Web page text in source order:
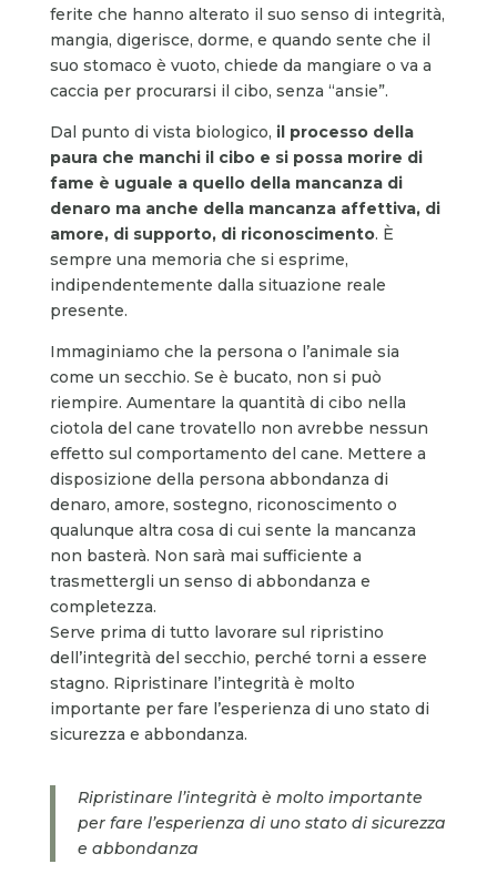
ferite che hanno alterato il suo senso di integrità,
mangia, digerisce, dorme, e quando sente che il
suo stomaco è vuoto, chiede da mangiare o va a
caccia per procurarsi il cibo, senza “ansie”.
Dal punto di vista biologico, il processo della
paura che manchi il cibo e si possa morire di
fame è uguale a quello della mancanza di
denaro ma anche della mancanza affettiva, di
amore, di supporto, di riconoscimento. È
sempre una memoria che si esprime,
indipendentemente dalla situazione reale
presente.
Immaginiamo che la persona o l’animale sia
come un secchio. Se è bucato, non si può
riempire. Aumentare la quantità di cibo nella
ciotola del cane trovatello non avrebbe nessun
effetto sul comportamento del cane. Mettere a
disposizione della persona abbondanza di
denaro, amore, sostegno, riconoscimento o
qualunque altra cosa di cui sente la mancanza
non basterà. Non sarà mai sufficiente a
trasmettergli un senso di abbondanza e
completezza.
Serve prima di tutto lavorare sul ripristino
dell’integrità del secchio, perché torni a essere
stagno. Ripristinare l’integrità è molto
importante per fare l’esperienza di uno stato di
sicurezza e abbondanza.
Ripristinare l’integrità è molto importante
per fare l’esperienza di uno stato di sicurezza
e abbondanza